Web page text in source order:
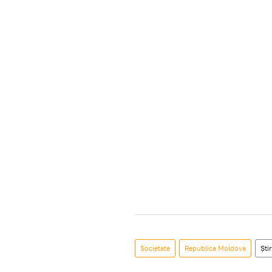
Societate Republica Moldova